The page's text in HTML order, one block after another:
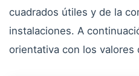
cuadrados útiles y de la
instalaciones. A
orientativa con los valores